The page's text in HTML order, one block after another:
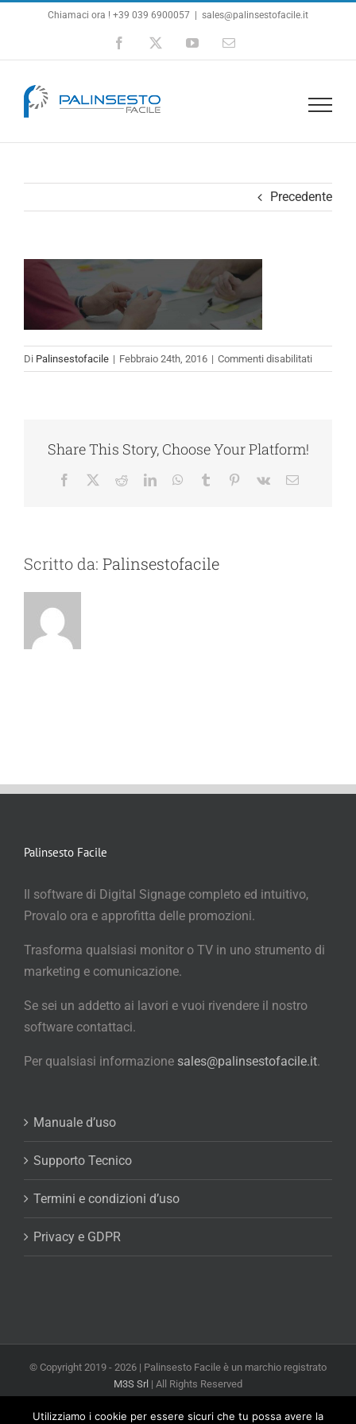
Chiamaci ora ! +39 039 6900057 sales@palinsestofacile.it
Facebook YouTubeEmail
Precedente
Di Palinsestofacile | Febbraio 24th, 2016 | Commenti disabilitatisu
Share This Story, Choose Your Platform!
Facebook RedditLinkedInWhatsApp
Tumblr Pinterest
Vk Email
Scritto da: Palinsestofacile
Palinsesto Facile
Il software di Digital Signage completo ed intuitivo,
Provalo ora e approfitta delle promozioni.
Trasforma qualsiasi monitor o TV in uno strumento di
marketing e comunicazione.
Se sei un addetto ai lavori e vuoi rivendere il nostro
software contattaci.
Per qualsiasi informazione sales@palinsestofacile.it.
Manuale d’uso
Supporto Tecnico
Termini e condizioni d’uso
Privacy e GDPR
© Copyright 2019 - 2026 | Palinsesto Facile è un marchio registrato
M3S Srl | All Rights Reserved
Utilizziamo i cookie per essere sicuri che tu possa avere la